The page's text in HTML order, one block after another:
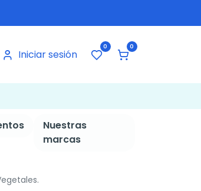
Iniciar sesión
0 0
Nuestras
marcas